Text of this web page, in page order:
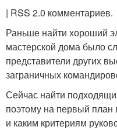
| RSS 2.0 комментариев.
Раньше найти хороший
мастерской дома было
представители других
заграничных
Сейчас найти
поэтому на первый
и каким критериям